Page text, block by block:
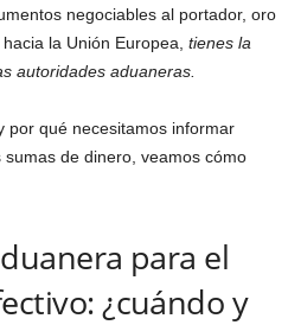
negociables al portador, oro
la Unión Europea, tienes la
autoridades aduaneras.
por qué necesitamos informar
de dinero, veamos cómo
para el
¿cuándo y